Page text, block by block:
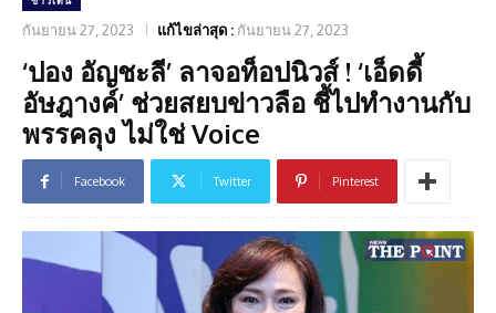
กันยายน 27, 2023 แก้ไขล่าสุด : กันยายน 27, 2023
‘ปอง อัญชะลี’ ลาจอท็อปนิวส์ ! ‘เอ็ดดี้
อัษฎางค์’ ช่วยสยบข่าวลือ ชี้ไปทำงานกับ
พรรคลุง ไม่ใช่ Voice
Facebook Twitter Pinterest